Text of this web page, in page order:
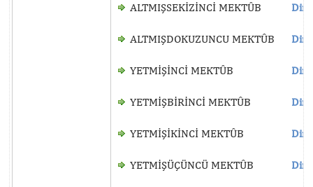
ALTMIŞSEKİZİNCİ MEKTÛB
ALTMIŞDOKUZUNCU MEKTÛB
YETMİŞİNCİ MEKTÛB
YETMİŞBİRİNCİ MEKTÛB
YETMİŞİKİNCİ MEKTÛB
YETMİŞÜÇÜNCÜ MEKTÛB